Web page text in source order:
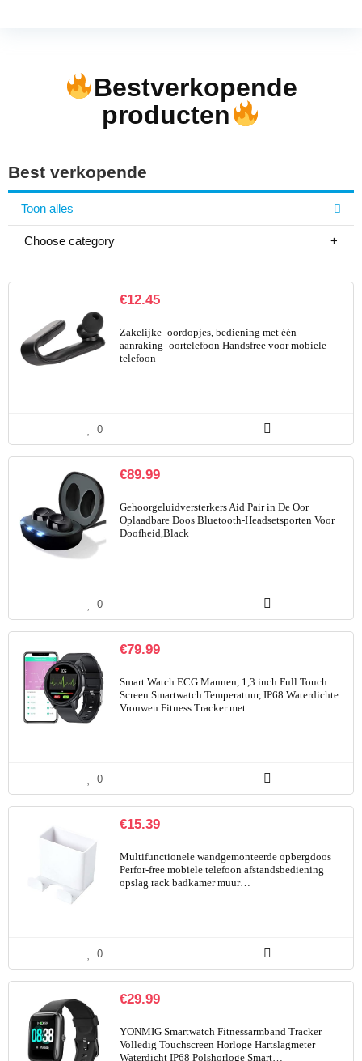
Bestverkopende
producten
Best verkopende
Toon alles
Choose category
€12.45
Zakelijke -oordopjes, bediening met één
aanraking -oortelefoon Handsfree voor mobiele
telefoon
0
€89.99
Gehoorgeluidversterkers Aid Pair in De Oor
Oplaadbare Doos Bluetooth-Headsetsporten Voor
Doofheid,Black
0
€79.99
Smart Watch ECG Mannen, 1,3 inch Full Touch
Screen Smartwatch Temperatuur, IP68 Waterdichte
Vrouwen Fitness Tracker met…
0
€15.39
Multifunctionele wandgemonteerde opbergdoos
Perfor-free mobiele telefoon afstandsbediening
opslag rack badkamer muur…
0
€29.99
YONMIG Smartwatch Fitnessarmband Tracker
Volledig Touchscreen Horloge Hartslagmeter
Waterdicht IP68 Polshorloge Smart…